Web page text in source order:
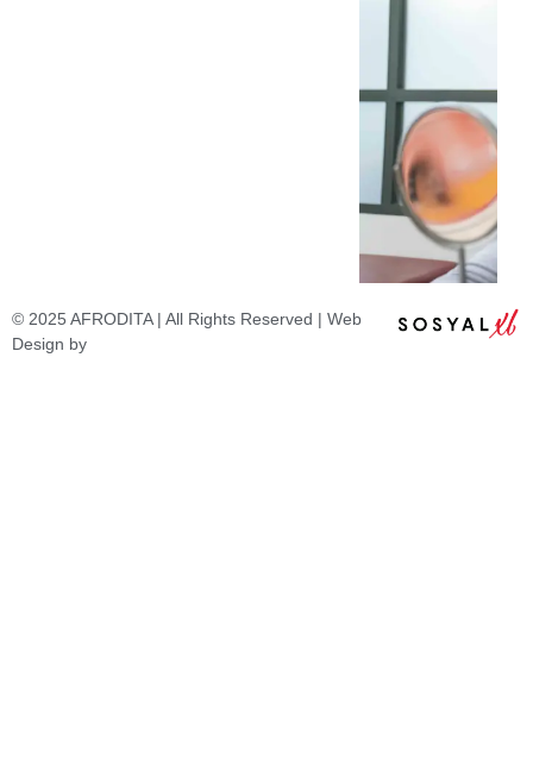
© 2025 AFRODITA | All Rights Reserved | Web
Design by